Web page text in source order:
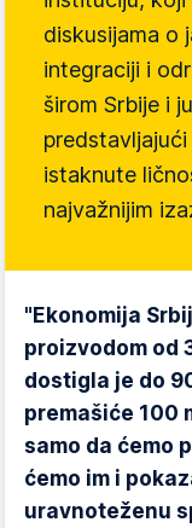
diskusijama o
integraciji i
širom Srbije i
istaknute
najvažnijim
"Ekonomija
proizvodom od
dostigla je do
premašiće 100
samo da ćemo
ćemo im i
uravnoteženu